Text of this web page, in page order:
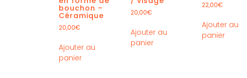
bouchon –
Céramique
20,00€
Ajouter au
panier
20,00€
Ajouter au
panier
22,00€
Ajouter au
panier